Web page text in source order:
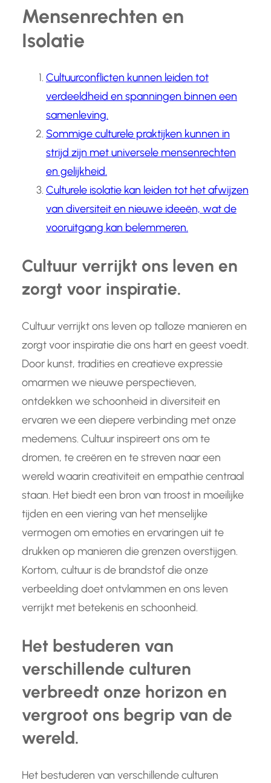
Mensenrechten en
Isolatie
Cultuurconflicten kunnen leiden tot
verdeeldheid en spanningen binnen een
samenleving.
Sommige culturele praktijken kunnen in
strijd zijn met universele mensenrechten
en gelijkheid.
Culturele isolatie kan leiden tot het afwijzen
van diversiteit en nieuwe ideeën, wat de
vooruitgang kan belemmeren.
Cultuur verrijkt ons leven en
zorgt voor inspiratie.
Cultuur verrijkt ons leven op talloze manieren en
zorgt voor inspiratie die ons hart en geest voedt.
Door kunst, tradities en creatieve expressie
omarmen we nieuwe perspectieven,
ontdekken we schoonheid in diversiteit en
ervaren we een diepere verbinding met onze
medemens. Cultuur inspireert ons om te
dromen, te creëren en te streven naar een
wereld waarin creativiteit en empathie centraal
staan. Het biedt een bron van troost in moeilijke
tijden en een viering van het menselijke
vermogen om emoties en ervaringen uit te
drukken op manieren die grenzen overstijgen.
Kortom, cultuur is de brandstof die onze
verbeelding doet ontvlammen en ons leven
verrijkt met betekenis en schoonheid.
Het bestuderen van
verschillende culturen
verbreedt onze horizon en
vergroot ons begrip van de
wereld.
Het bestuderen van verschillende culturen